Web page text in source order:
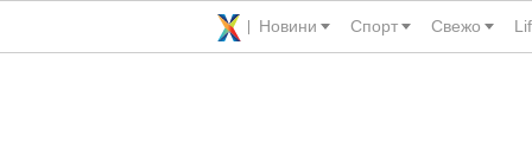
Новини Спорт Свежо